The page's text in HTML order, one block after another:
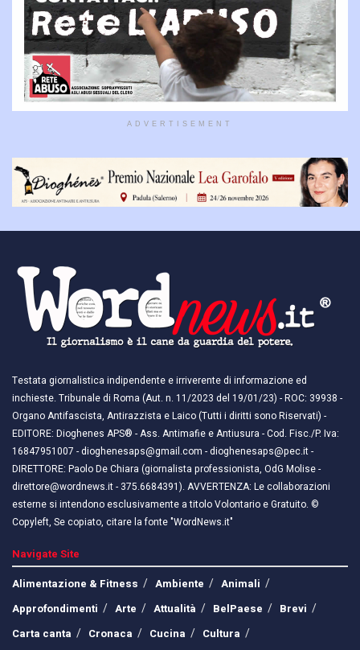
ADVERTISEMENT
Testata giornalistica indipendente e irriverente di informazione ed
inchieste. Tribunale di Roma (Aut. n. 11/2023 del 19/01/23) - ROC: 39938 -
Organo Antifascista, Antirazzista e Laico (Tutti i diritti sono Riservati) -
EDITORE: Dioghenes APS® - Ass. Antimafie e Antiusura - Cod. Fisc./P. Iva:
16847951007 - dioghenesaps@gmail.com - dioghenesaps@pec.it - ​​
DIRETTORE: Paolo De Chiara (giornalista professionista, OdG Molise -
direttore@wordnews.it - ​​375.6684391). AVVERTENZA: Le collaborazioni
esterne si intendono esclusivamente a titolo Volontario e Gratuito. ©
Copyleft, Se copiato, citare la fonte "WordNews.it"
Navigate Site
Alimentazione & Fitness
Ambiente
Animali
Approfondimenti
Arte Attualità BelPaese
Brevi
Carta canta
Cronaca Cucina
Cultura